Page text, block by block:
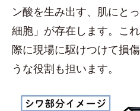
ン酸を生み出す、肌にと
細胞」が存在します。こ
際に現場に駆けつけて損
うな役割も担います。